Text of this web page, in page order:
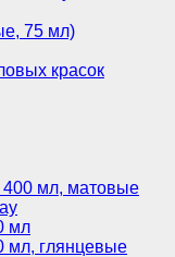
75 мл)
красок
400 мл, матовые
мл
мл, глянцевые